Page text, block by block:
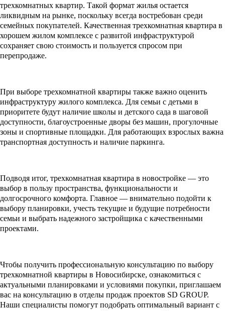
трехкомнатных квартир. Такой формат жилья остается
ликвидным на рынке, поскольку всегда востребован среди
семейных покупателей. Качественная трехкомнатная квартира в
хорошем жилом комплексе с развитой инфраструктурой
сохраняет свою стоимость и пользуется спросом при
перепродаже.
При выборе трехкомнатной квартиры также важно оценить
инфраструктуру жилого комплекса. Для семьи с детьми в
приоритете будут наличие школы и детского сада в шаговой
доступности, благоустроенные дворы без машин, прогулочные
зоны и спортивные площадки. Для работающих взрослых важна
транспортная доступность и наличие паркинга.
Подводя итог, трехкомнатная квартира в новостройке — это
выбор в пользу пространства, функциональности и
долгосрочного комфорта. Главное — внимательно подойти к
выбору планировки, учесть текущие и будущие потребности
семьи и выбрать надежного застройщика с качественными
проектами.
Чтобы получить профессиональную консультацию по выбору
трехкомнатной квартиры в Новосибирске, ознакомиться с
актуальными планировками и условиями покупки, приглашаем
вас на консультацию в отделы продаж проектов SD GROUP.
Наши специалисты помогут подобрать оптимальный вариант с